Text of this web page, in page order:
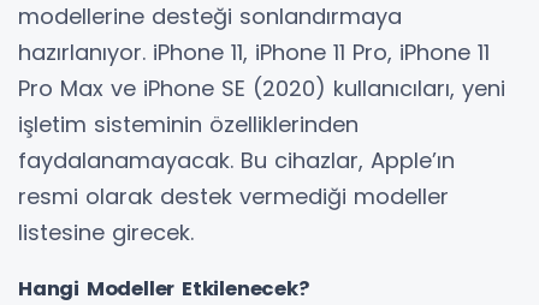
modellerine desteği sonlandırmaya
hazırlanıyor. iPhone 11, iPhone 11 Pro, iPhone 11
Pro Max ve iPhone SE (2020) kullanıcıları, yeni
işletim sisteminin özelliklerinden
faydalanamayacak. Bu cihazlar, Apple’ın
resmi olarak destek vermediği modeller
listesine girecek.
Hangi Modeller Etkilenecek?